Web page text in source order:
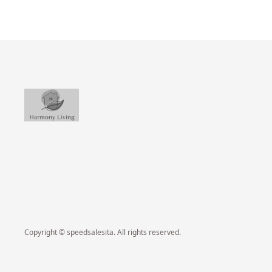
Copyright © speedsalesita. All rights reserved.